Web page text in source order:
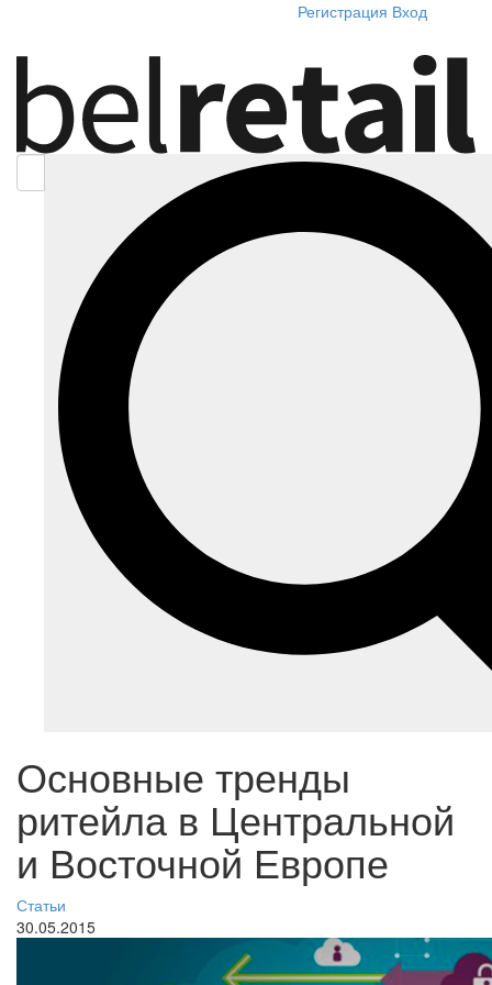
Регистрация Вход
Основные тренды
ритейла в Центральной
и Восточной Европе
Статьи
30.05.2015